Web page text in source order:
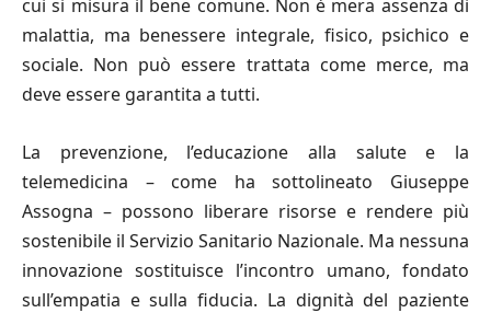
cui si misura il bene comune. Non è mera assenza di
malattia, ma benessere integrale, fisico, psichico e
sociale. Non può essere trattata come merce, ma
deve essere garantita a tutti.
La prevenzione, l’educazione alla salute e la
telemedicina – come ha sottolineato Giuseppe
Assogna – possono liberare risorse e rendere più
sostenibile il Servizio Sanitario Nazionale. Ma nessuna
innovazione sostituisce l’incontro umano, fondato
sull’empatia e sulla fiducia. La dignità del paziente